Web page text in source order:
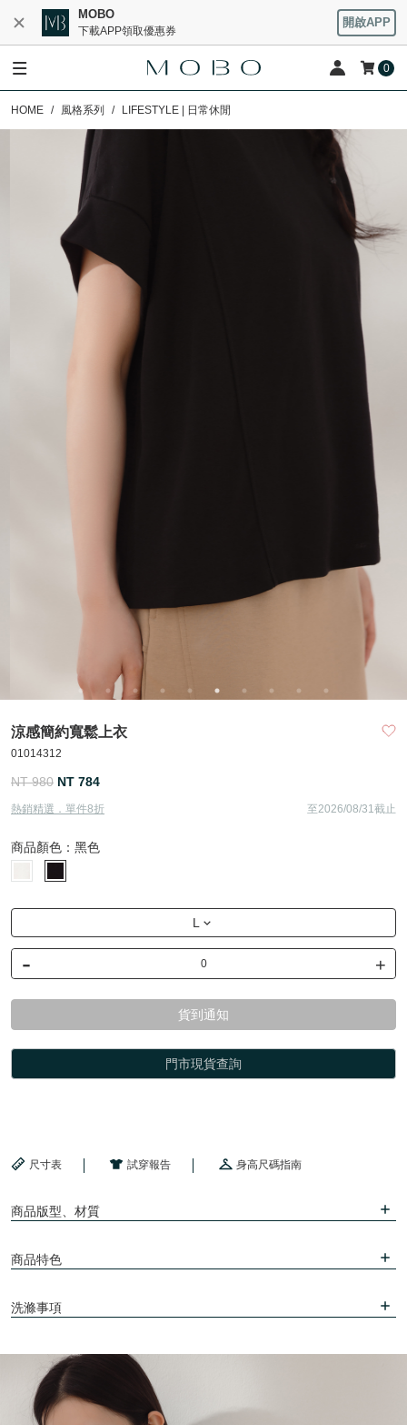
MOBO
下載APP領取優惠券
開啟APP
0
HOME 風格系列 LIFESTYLE | 日常休閒
涼感簡約寬鬆上衣
01014312
NT 980 NT 784
熱銷精選．單件8折 至2026/08/31截止
商品顏色： 黑色
L
- +
貨到通知
門市現貨查詢
尺寸表 試穿報告 身高尺碼指南
商品版型、材質
商品特色
洗滌事項